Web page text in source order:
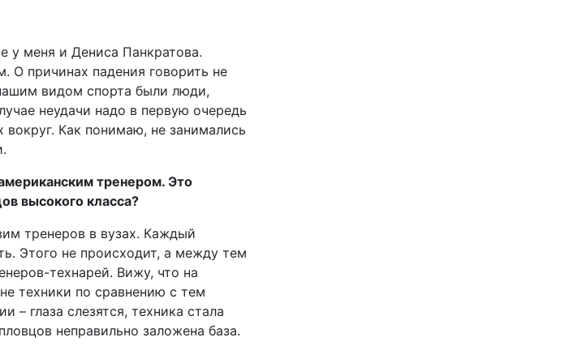
у меня и Дениса Панкратова.
причинах падения говорить не
видом спорта были люди,
неудачи надо в первую очередь
вокруг. Как понимаю, не занимались
тренером. Это
высокого класса?
тренеров в вузах. Каждый
Этого не происходит, а между тем
технарей. Вижу, что на
техники по сравнению с тем
– глаза слезятся, техника стала
неправильно заложена база.